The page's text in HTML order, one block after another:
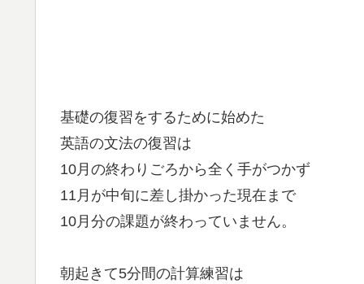
基礎の復習をするために始めた
英語の文法の復習は
10月の終わりごろから全く手がつかず
11月が中旬に差し掛かった現在まで
10月分の課題が終わっていません。
朝起きて5分間の計算練習は